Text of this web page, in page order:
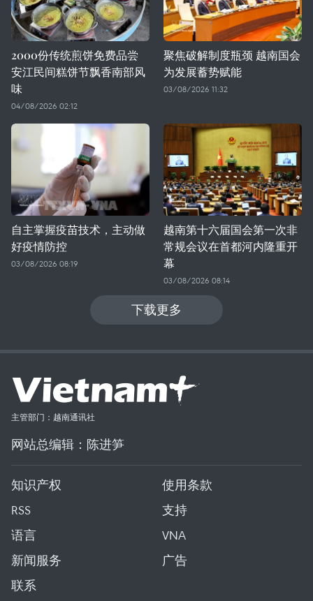
2000份传统煎饼免费品尝
安江民间糕饼节飘香南部风
味
04/08/2026 02:12
聚焦破解制度瓶颈 越南国会
为发展蓄势赋能
03/08/2026 11:32
自主掌握疫苗技术，主动做
好疫情防控
03/08/2026 08:19
越南第十六届国会第一次非
常规会议在首都河内隆重开
幕
03/08/2026 08:14
下载更多
主管部门：越南通讯社
网站总编辑：陈进笋
知识产权
使用条款
RSS
支持
语言
VNA
新闻服务
广告
联系